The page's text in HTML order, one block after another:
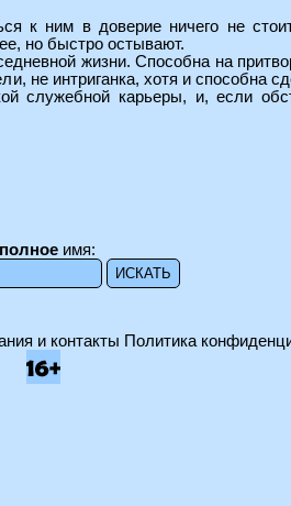
к ним в доверие ничего не
но быстро остывают.
жизни. Способна на
не интриганка, хотя и способна
служебной карьеры, и, если
полное имя:
и контакты Политика